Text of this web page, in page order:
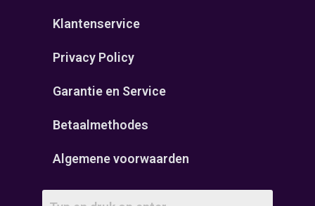
Klantenservice
Privacy Policy
Garantie en Service
Betaalmethodes
Algemene voorwaarden